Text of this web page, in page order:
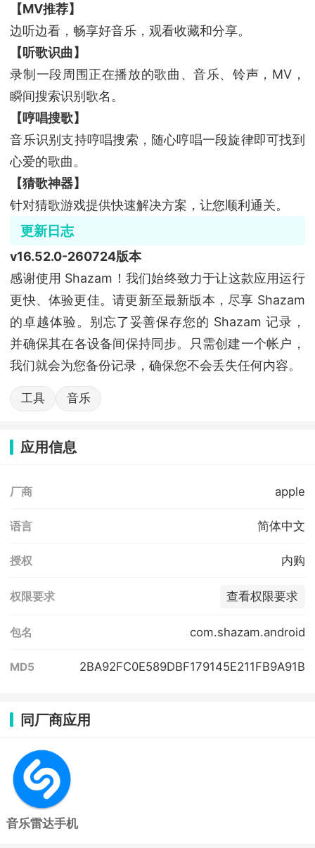
【MV推荐】
边听边看，畅享好音乐，观看收藏和分享。
【听歌识曲】
录制一段周围正在播放的歌曲、音乐、铃声，MV，
瞬间搜索识别歌名。
【哼唱搜歌】
音乐识别支持哼唱搜索，随心哼唱一段旋律即可找到
心爱的歌曲。
【猜歌神器】
针对猜歌游戏提供快速解决方案，让您顺利通关。
更新日志
v16.52.0-260724版本
感谢使用 Shazam！我们始终致力于让这款应用运行
更快、体验更佳。请更新至最新版本，尽享 Shazam
的卓越体验。别忘了妥善保存您的 Shazam 记录，
并确保其在各设备间保持同步。只需创建一个帐户，
我们就会为您备份记录，确保您不会丢失任何内容。
工具 音乐
应用信息
厂商 apple
语言 简体中文
授权 内购
权限要求 查看权限要求
包名 com.shazam.android
MD5 2BA92FC0E589DBF179145E211FB9A91B
同厂商应用
音乐雷达手机